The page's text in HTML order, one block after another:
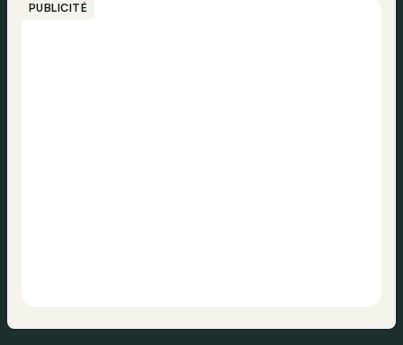
PUBLICITÉ